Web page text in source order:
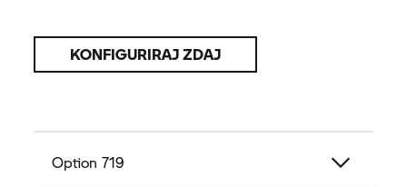
KONFIGURIRAJ ZDAJ
Option 719